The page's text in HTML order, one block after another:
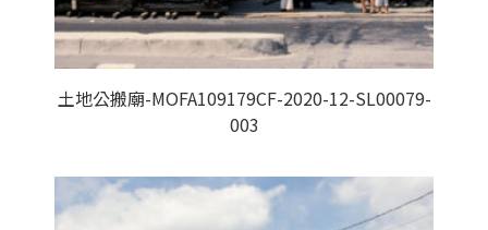
土地公搬廟-MOFA109179CF-2020-12-SL00079-
003